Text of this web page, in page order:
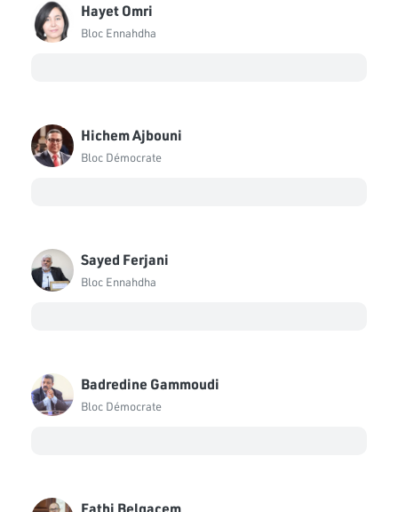
Hayet Omri
Bloc Ennahdha
Hichem Ajbouni
Bloc Démocrate
Sayed Ferjani
Bloc Ennahdha
Badredine Gammoudi
Bloc Démocrate
Fathi Belgacem